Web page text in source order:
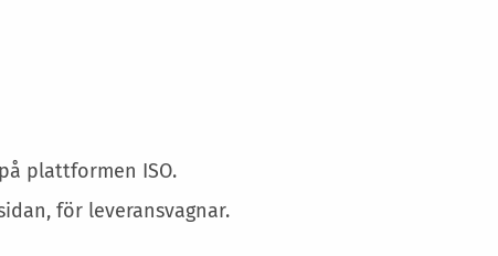
plattformen ISO.
för leveransvagnar.